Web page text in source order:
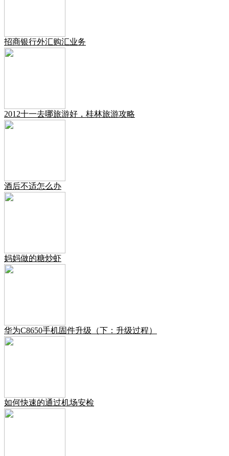
招商银行外汇购汇业务
2012十一去哪旅游好，桂林旅游攻略
酒后不适怎么办
妈妈做的糖炒虾
华为C8650手机固件升级（下：升级过程）
如何快速的通过机场安检